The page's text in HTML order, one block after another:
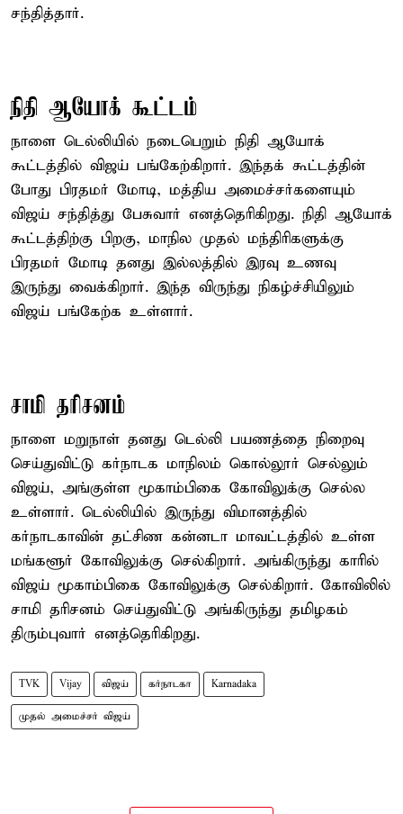
சந்தித்தார்.
நிதி ஆயோக் கூட்டம்
நாளை டெல்லியில் நடைபெறும் நிதி ஆயோக்
கூட்டத்தில் விஜய் பங்கேற்கிறார். இந்தக் கூட்டத்தின்
போது பிரதமர் மோடி, மத்திய அமைச்சர்களையும்
விஜய் சந்தித்து பேசுவார் எனத்தெரிகிறது. நிதி ஆயோக்
கூட்டத்திற்கு பிறகு, மாநில முதல் மந்திரிகளுக்கு
பிரதமர் மோடி தனது இல்லத்தில் இரவு உணவு
இருந்து வைக்கிறார். இந்த விருந்து நிகழ்ச்சியிலும்
விஜய் பங்கேற்க உள்ளார்.
சாமி தரிசனம்
நாளை மறுநாள் தனது டெல்லி பயணத்தை நிறைவு
செய்துவிட்டு கர்நாடக மாநிலம் கொல்லூர் செல்லும்
விஜய், அங்குள்ள மூகாம்பிகை கோவிலுக்கு செல்ல
உள்ளார். டெல்லியில் இருந்து விமானத்தில்
கர்நாடகாவின் தட்சிண கன்னடா மாவட்டத்தில் உள்ள
மங்களூர் கோவிலுக்கு செல்கிறார். அங்கிருந்து காரில்
விஜய் மூகாம்பிகை கோவிலுக்கு செல்கிறார். கோவிலில்
சாமி தரிசனம் செய்துவிட்டு அங்கிருந்து தமிழகம்
திரும்புவார் எனத்தெரிகிறது.
TVK Vijay விஜய் கர்நாடகா Karnadaka
முதல் அமைச்சர் விஜய்